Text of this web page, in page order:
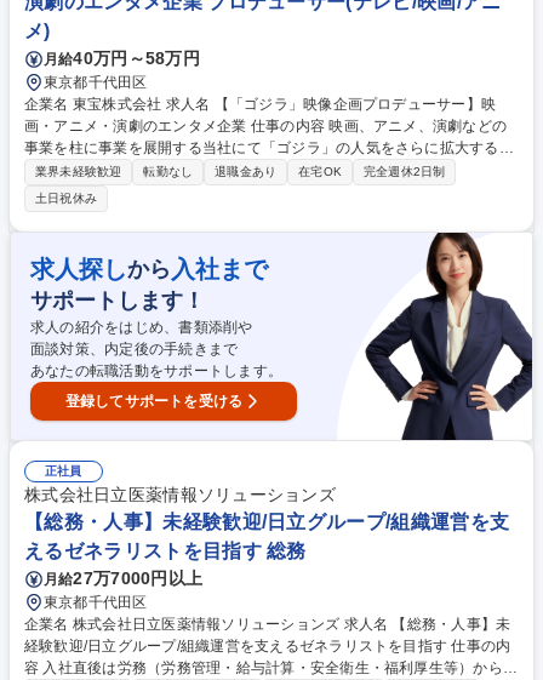
メ)
月給40万円～58万円
東京都千代田区
企業名 東宝株式会社 求人名 【「ゴジラ」映像企画プロデューサー】映
画・アニメ・演劇のエンタメ企業 仕事の内容 映画、アニメ、演劇などの
事業を柱に事業を展開する当社にて「ゴジラ」の人気をさらに拡大するた
め、映画、テレビ、アニメ、配信など幅広い映像コンテンツの開発、プロ
デュースワークをお任せします。 ★企画力・クリエイターとのつながり・
制作現場経験を活かした劇場映画、テレビドラマシリーズ、配信コンテン
ツの≪プロデュース実務経験者≫を歓迎します！ 【求める人物像】・コミ
ュニケーションスキルが高く、社内外の関係者と協力、連携のできる方 ・
様々な課題に挑戦し、物事を前に進めることにやりがいを感じるタフな
方。 募集職種 【「ゴジラ」映像企画プロデューサー】映画・アニメ・演
劇のエンタメ企業
業界未経験歓迎 転勤なし 退職金あり 在宅OK
完全週休2日制
土日祝休み
求人探しから 入社まで
サポートします！
求人の紹介をはじめ、書類添削や
面談対策、内定後の手続きまで
あなたの転職活動をサポートします。
登録してサポートを受ける
正社員
株式会社日立医薬情報ソリューションズ
【総務・人事】未経験歓迎/日立グループ/組織運営を支
えるゼネラリストを目指す 総務
月給27万7000円以上
東京都千代田区
企業名 株式会社日立医薬情報ソリューションズ 求人名 【総務・人事】未
経験歓迎/日立グループ/組織運営を支えるゼネラリストを目指す 仕事の内
容 入社直後は労務（労務管理・給与計算・安全衛生・福利厚生等）からお